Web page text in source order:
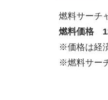
燃料サーチ
燃料価格
※価格は経
※燃料サー